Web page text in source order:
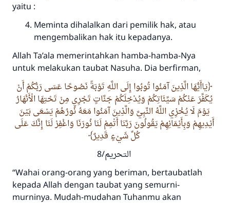
yaitu :
Meminta dihalalkan dari pemilik hak, atau
mengembalikan hak itu kepadanya.
Allah Ta’ala memerintahkan hamba-hamba-Nya
untuk melakukan taubat Nasuha. Dia berfirman,
يَاأَيُّهَا الَّذِينَ آمَنُوا تُوبُوا إِلَى اللَّهِ تَوْبَةً نَصُوحًا عَسَى رَبُّكُمْ أَنْ
يُكَفِّرَ عَنْكُمْ سَيِّئَاتِكُمْ وَيُدْخِلَكُمْ جَنَّاتٍ تَجْرِي مِنْ تَحْتِهَا الْأَنْهَارُ
يَوْمَ لَا يُخْزِي اللَّهُ النَّبِيَّ وَالَّذِينَ آمَنُوا مَعَهُ نُورُهُمْ يَسْعَى بَيْنَ
أَيْدِيهِمْ وَبِأَيْمَانِهِمْ يَقُولُونَ رَبَّنَا أَتْمِمْ لَنَا نُورَنَا وَاغْفِرْ لَنَا إِنَّكَ عَلَى
كُلِّ شَيْءٍ قَدِيرٌ
التحريم/8
“Wahai orang-orang yang beriman, bertaubatlah
kepada Allah dengan taubat yang semurni-
murninya. Mudah-mudahan Tuhanmu akan